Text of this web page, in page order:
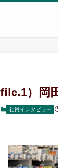
file.1）岡
社員インタビュー